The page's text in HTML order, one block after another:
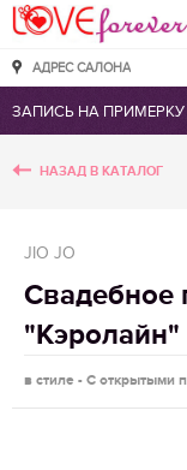
Love
АДРЕС САЛОНА
НАЗАД В КАТАЛОГ
JIO JO
Свадебное
"Кэролайн"
в стиле - С открытыми